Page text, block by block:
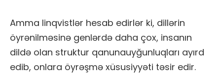
Amma linqvistlər hesab edirlər ki, dillərin
öyrənilməsinə genlərdə daha çox, insanın
dildə olan struktur qanunauyğunluqları ayırd
edib, onlara öyrəşmə xüsusiyyəti təsir edir.